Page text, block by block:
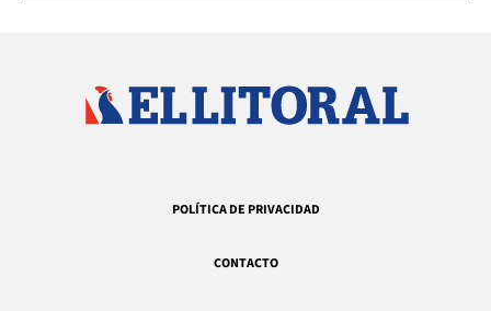
POLÍTICA DE PRIVACIDAD
CONTACTO